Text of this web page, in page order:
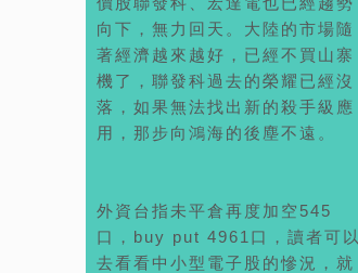
向下，無力回天。大陸的市場隨
著經濟越來越好，已經不買山寨
機了，聯發科過去的榮耀已經沒
落，如果無法找出新的殺手級應
用，那步向鴻海的後塵不遠。
外資台指未平倉再度加空545
口，buy put 4961口，讀者可以
去看看中小型電子股的慘況，就